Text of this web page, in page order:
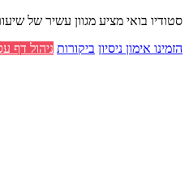
סטודיו בואי מציע מגוון עשיר של
הזמינו אימון ניסיון ביקורות ניהול דף